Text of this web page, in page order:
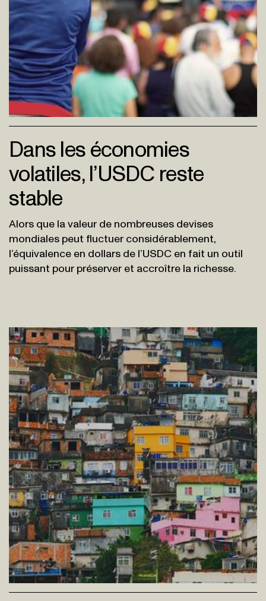
Dans les économies
volatiles, l’USDC reste
stable
Alors que la valeur de nombreuses devises
mondiales peut fluctuer considérablement,
l’équivalence en dollars de l’USDC en fait un outil
puissant pour préserver et accroître la richesse.